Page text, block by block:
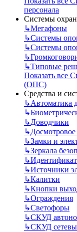
персонала
Системы
↳Мегафоны
↳Системы
↳Системы
↳
↳Типовые
Показать все
(ОПС)
Средства и
↳Автоматика
↳
↳Доводчики
↳
↳Замки и
↳Зеркала
↳
↳Источники
↳Калитки
↳Кнопки
↳Ограждения
↳Светофоры
↳СКУД
↳СКУД